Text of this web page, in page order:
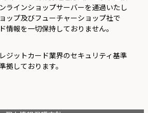
ラインショップサーバーを通過いたし
ップ及びフューチャーショップ社で
情報を一切保持しておりません。
ジットカード業界のセキュリティ基準
拠しております。